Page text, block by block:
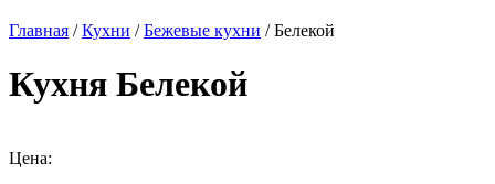
Главная /Кухни /Бежевые кухни / Белекой
Кухня Белекой
Цена: